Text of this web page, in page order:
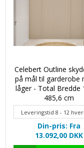
Celebert Outline
på mål til garderobe
låger - Total Bredde
485,6 cm
Leveringstid 8 - 12
Din-pris: Fra
13.092,00 DKK